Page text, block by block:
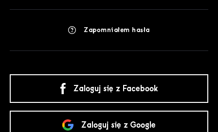
Zapomniałem hasła
Zaloguj się z Facebook
Zaloguj się z Google